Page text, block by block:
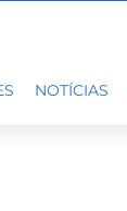
NOTÍCIAS